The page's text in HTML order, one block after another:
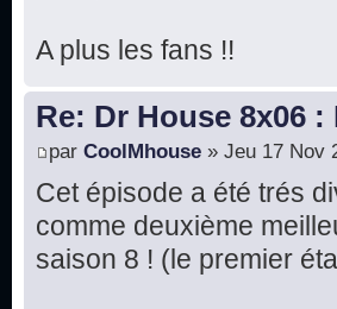
A plus les fans !!
Re: Dr House 8x06 :
par CoolMhouse » Jeu 17 Nov
Cet épisode a été trés
comme deuxième
saison 8 ! (le premier